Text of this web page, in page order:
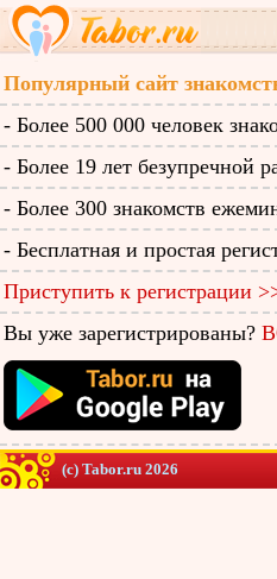
Популярный сайт
- Более 500 000 человек
- Более 19 лет безупречной
- Более 300 знакомств
- Бесплатная и простая
Приступить к регистрации
Вы уже зарегистрированы?
(c) Tabor.ru 2026